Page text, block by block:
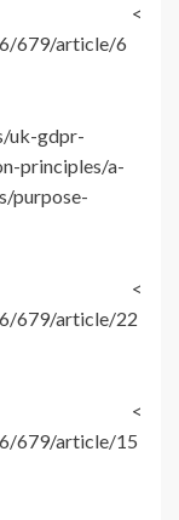
679/article/6
uk-gdpr-
principles/a-
purpose-
679/article/22
<
679/article/15